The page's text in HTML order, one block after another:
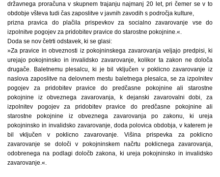
državnega proračuna v skupnem trajanju najmanj 20 let, pri čemer se v to
obdobje všteva tudi čas zaposlitve v javnih zavodih s področja kulture,
prizna pravica do plačila prispevkov za socialno zavarovanje vse do
izpolnitve pogojev za pridobitev pravice do starostne pokojnine.«.
Doda se nov četrti odstavek, ki se glasi:
»Za pravice in obveznosti iz pokojninskega zavarovanja veljajo predpisi, ki
urejajo pokojninsko in invalidsko zavarovanje, kolikor ta zakon ne določa
drugače. Baletnemu plesalcu, ki je bil vključen v poklicno zavarovanje iz
naslova zaposlitve na delovnem mestu baletnega plesalca, se za izpolnitev
pogojev za pridobitev pravice do predčasne pokojnine ali starostne
pokojnine iz obveznega zavarovanja, k dejanski zavarovalni dobi, za
izpolnitev pogojev za pridobitev pravice do predčasne pokojnine ali
starostne pokojnine iz obveznega zavarovanja po zakonu, ki ureja
pokojninsko in invalidsko zavarovanje, doda polovica obdobja, v katerem je
bil vključen v poklicno zavarovanje. Višina prispevka za poklicno
zavarovanje se določi v pokojninskem načrtu poklicnega zavarovanja,
odobrenega na podlagi določb zakona, ki ureja pokojninsko in invalidsko
zavarovanje.«.